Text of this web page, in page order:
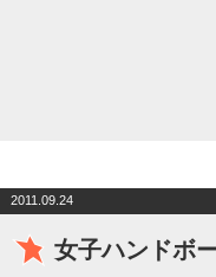
2011.09.24
女子ハンドボ